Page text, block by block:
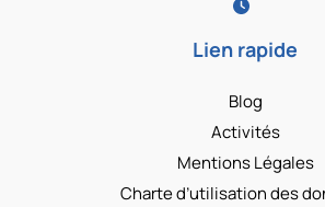
Lien rapide
Blog
Activités
Mentions Légales
Charte d’utilisation des